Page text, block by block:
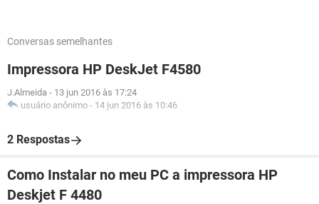
Conversas semelhantes
Impressora HP DeskJet F4580
J.Almeida - 13 jun 2016 às 17:24
usuário anônimo - 14 jun 2016 às 10:46
2 Respostas
Como Instalar no meu PC a impressora HP
Deskjet F 4480